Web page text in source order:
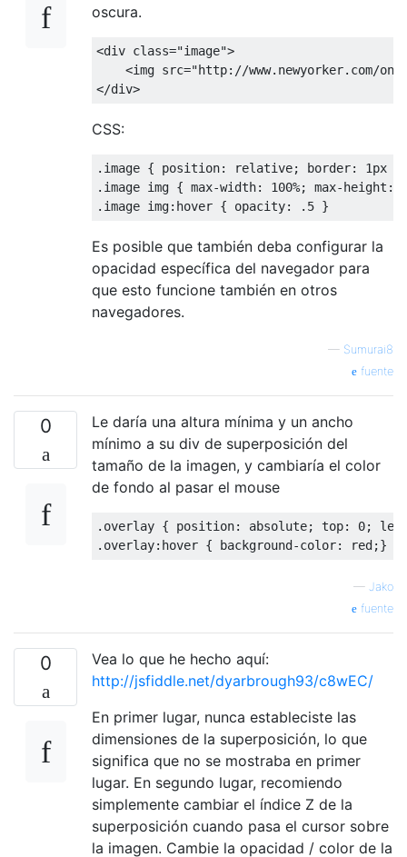
oscura.
<div class="image">
<img src="http://www.newyorker.com/
</div>
CSS:
. image { position: relative; border: 1px
. image img { max-width: 100%; max-height :
. image img: hover { opacity: . 5 }
Es posible que también deba configurar la
opacidad específica del navegador para
que esto funcione también en otros
navegadores.
— Sumurai8
fuente
0
Le daría una altura mínima y un ancho
mínimo a su div de superposición del
tamaño de la imagen, y cambiaría el color
de fondo al pasar el mouse
. overlay { position: absolute; top: 0;
. overlay: hover { background-color: red;}
— Jako
fuente
0
Vea lo que he hecho aquí:
http://jsfiddle.net/dyarbrough93/c8wEC/
En primer lugar, nunca estableciste las
dimensiones de la superposición, lo que
significa que no se mostraba en primer
lugar. En segundo lugar, recomiendo
simplemente cambiar el índice Z de la
superposición cuando pasa el cursor sobre
la imagen. Cambie la opacidad / color de la